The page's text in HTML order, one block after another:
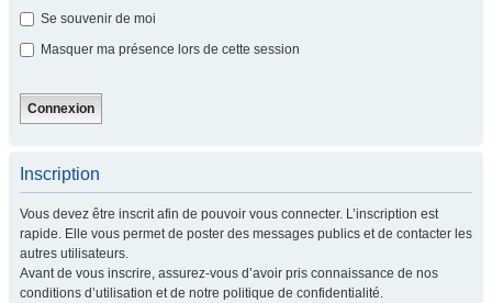
Se souvenir de moi
Masquer ma présence lors de cette session
Inscription
Vous devez être inscrit afin de pouvoir vous connecter. L’inscription est
rapide. Elle vous permet de poster des messages publics et de contacter les
autres utilisateurs.
Avant de vous inscrire, assurez-vous d’avoir pris connaissance de nos
conditions d’utilisation et de notre politique de confidentialité.